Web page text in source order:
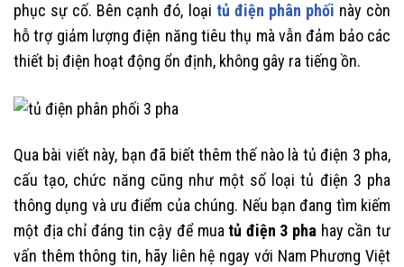
phục sự cố. Bên cạnh đó, loại tủ điện phân phối này còn
hỗ trợ giảm lượng điện năng tiêu thụ mà vẫn đảm bảo các
thiết bị điện hoạt động ổn định, không gây ra tiếng ồn.
Qua bài viết này, bạn đã biết thêm thế nào là tủ điện 3 pha,
cấu tạo, chức năng cũng như một số loại tủ điện 3 pha
thông dụng và ưu điểm của chúng. Nếu bạn đang tìm kiếm
một địa chỉ đáng tin cậy để muatủ điện 3 pha hay cần tư
vấn thêm thông tin, hãy liên hệ ngay với Nam Phương Việt